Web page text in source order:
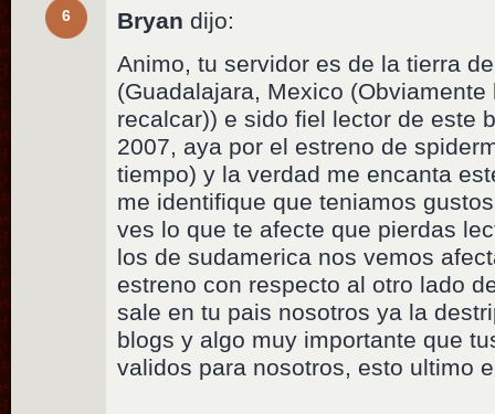
6 Bryan dijo:
Animo, tu servidor es de la tierra
(Guadalajara, Mexico
recalcar)) e sido fiel lector de
2007, aya por el estreno de
tiempo) y la verdad me encanta
me identifique que teniamos
ves lo que te afecte que pierdas
los de sudamerica nos vemos
estreno con respecto al otro lado
sale en tu pais nosotros ya la
blogs y algo muy importante que
validos para nosotros, esto ultimo